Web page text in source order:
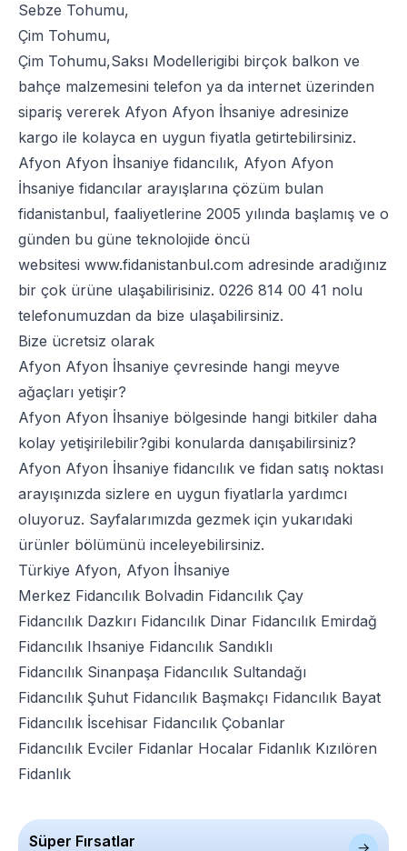
Sebze Tohumu,
Çim Tohumu,
Çim Tohumu,Saksı Modellerigibi birçok balkon ve
bahçe malzemesini telefon ya da internet üzerinden
sipariş vererek Afyon Afyon İhsaniye adresinize
kargo ile kolayca en uygun fiyatla getirtebilirsiniz.
Afyon Afyon İhsaniye fidancılık, Afyon Afyon
İhsaniye fidancılar arayışlarına çözüm bulan
fidanistanbul, faaliyetlerine 2005 yılında başlamış ve o
günden bu güne teknolojide öncü
websitesi www.fidanistanbul.com adresinde aradığınız
bir çok ürüne ulaşabilirisiniz. 0226 814 00 41 nolu
telefonumuzdan da bize ulaşabilirsiniz.
Bize ücretsiz olarak
Afyon Afyon İhsaniye çevresinde hangi meyve
ağaçları yetişir?
Afyon Afyon İhsaniye bölgesinde hangi bitkiler daha
kolay yetişirilebilir?gibi konularda danışabilirsiniz?
Afyon Afyon İhsaniye fidancılık ve fidan satış noktası
arayışınızda sizlere en uygun fiyatlarla yardımcı
oluyoruz. Sayfalarımızda gezmek için yukarıdaki
ürünler bölümünü inceleyebilirsiniz.
Türkiye Afyon, Afyon İhsaniye
Merkez Fidancılık Bolvadin Fidancılık Çay
Fidancılık Dazkırı Fidancılık Dinar Fidancılık Emirdağ
Fidancılık Ihsaniye Fidancılık Sandıklı
Fidancılık Sinanpaşa Fidancılık Sultandağı
Fidancılık Şuhut Fidancılık Başmakçı Fidancılık Bayat
Fidancılık İscehisar Fidancılık Çobanlar
Fidancılık Evciler Fidanlar Hocalar Fidanlık Kızılören
Fidanlık
Süper Fırsatlar